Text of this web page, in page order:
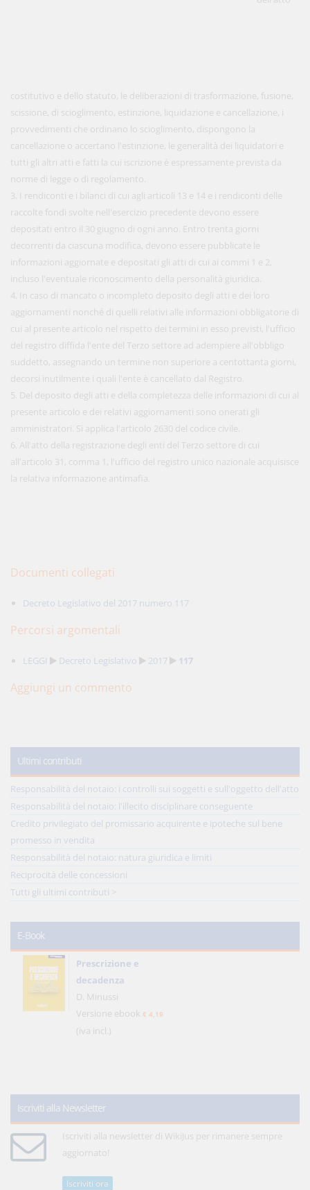
costitutivo e dello statuto, le deliberazioni di trasformazione, fusione,
scissione, di scioglimento, estinzione, liquidazione e cancellazione, i
provvedimenti che ordinano lo scioglimento, dispongono la
cancellazione o accertano l'estinzione, le generalità dei liquidatori e
tutti gli altri atti e fatti la cui iscrizione è espressamente prevista da
norme di legge o di regolamento.
3. I rendiconti e i bilanci di cui agli articoli 13 e 14 e i rendiconti delle
raccolte fondi svolte nell'esercizio precedente devono essere
depositati entro il 30 giugno di ogni anno. Entro trenta giorni
decorrenti da ciascuna modifica, devono essere pubblicate le
informazioni aggiornate e depositati gli atti di cui ai commi 1 e 2,
incluso l'eventuale riconoscimento della personalità giuridica.
4. In caso di mancato o incompleto deposito degli atti e dei loro
aggiornamenti nonché di quelli relativi alle informazioni obbligatorie di
cui al presente articolo nel rispetto dei termini in esso previsti, l'ufficio
del registro diffida l'ente del Terzo settore ad adempiere all'obbligo
suddetto, assegnando un termine non superiore a centottanta giorni,
decorsi inutilmente i quali l'ente è cancellato dal Registro.
5. Del deposito degli atti e della completezza delle informazioni di cui al
presente articolo e dei relativi aggiornamenti sono onerati gli
amministratori. Si applica l'articolo 2630 del codice civile.
6. All'atto della registrazione degli enti del Terzo settore di cui
all'articolo 31, comma 1, l'ufficio del registro unico nazionale acquisisce
la relativa informazione antimafia.
Documenti collegati
Decreto Legislativo del 2017 numero 117
Percorsi argomentali
LEGGI Decreto Legislativo 2017 117
Aggiungi un commento
Ultimi contributi
Responsabilità del notaio: i controlli sui soggetti e sull'oggetto dell'atto
Responsabilità del notaio: l'illecito disciplinare conseguente
Credito privilegiato del promissario acquirente e ipoteche sul bene
promesso in vendita
Responsabilità del notaio: natura giuridica e limiti
Reciprocità delle concessioni
Tutti gli ultimi contributi >
E-Book
Prescrizione e
decadenza
D. Minussi
Versione ebook € 4,19
(iva incl.)
Iscriviti alla Newsletter
Iscriviti alla newsletter di WikiJus per rimanere sempre
aggiornato!
Iscriviti ora